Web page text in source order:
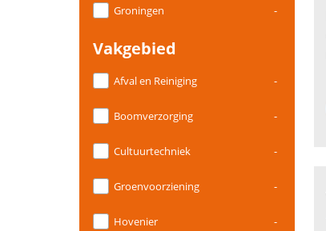
Groningen -
Vakgebied
Afval en Reiniging -
Boomverzorging -
Cultuurtechniek -
Groenvoorziening -
Hovenier -